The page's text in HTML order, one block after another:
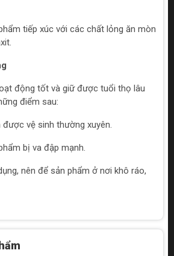
tiếp xúc với các chất lỏng ăn mòn
động tốt và giữ được tuổi thọ lâu
điểm sau:
được vệ sinh thường xuyên.
bị va đập mạnh.
nên để sản phẩm ở nơi khô ráo,